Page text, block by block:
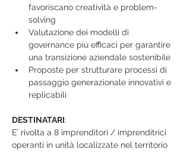
favoriscano creatività e problem-
solving
Valutazione dei modelli di
governance più efficaci per garantire
una transizione aziendale sostenibile
Proposte per strutturare processi di
passaggio generazionale innovativi e
replicabili
DESTINATARI:
E’ rivolta a 8 imprenditori / imprenditrici
operanti in unità localizzate nel territorio